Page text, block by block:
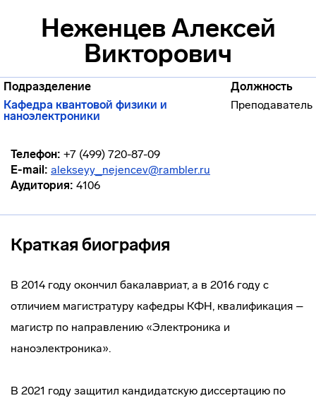
Неженцев Алексей
Викторович
Подразделение
Должность
Кафедра квантовой физики и
наноэлектроники
Преподаватель
Телефон: +7 (499) 720-87-09
E-mail: alekseyy_nejencev@rambler.ru
Аудитория: 4106
Краткая биография
В 2014 году окончил бакалавриат, а в 2016 году с
отличием магистратуру кафедры КФН, квалификация –
магистр по направлению «Электроника и
наноэлектроника».
В 2021 году защитил кандидатскую диссертацию по